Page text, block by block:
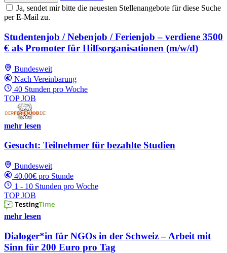
Ja, sendet mir bitte die neuesten Stellenangebote für diese Suche
per E-Mail zu.
Studentenjob / Nebenjob / Ferienjob – verdiene 3500
€ als Promoter für Hilfsorganisationen (m/w/d)
Bundesweit
Nach Vereinbarung
40 Stunden pro Woche
TOP JOB
mehr lesen
Gesucht: Teilnehmer für bezahlte Studien
Bundesweit
40.00€ pro Stunde
1 - 10 Stunden pro Woche
TOP JOB
mehr lesen
Dialoger*in für NGOs in der Schweiz – Arbeit mit
Sinn für 200 Euro pro Tag